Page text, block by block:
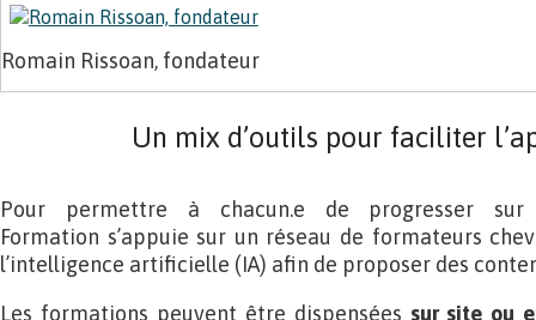
Romain Rissoan, fondateur
Un mix d’outils pour faciliter
Pour permettre à chacun.e de progresser
Formation s’appuie sur un réseau de formateurs
l’intelligence artificielle (IA) afin de proposer des
Les formations peuvent être dispensées sur site ou